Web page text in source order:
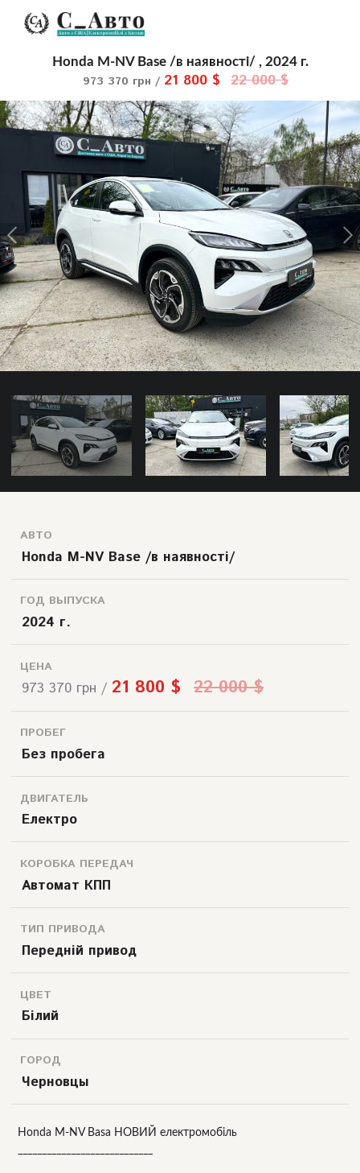
Honda M-NV Base /в наявності/ , 2024 г.
973 370 грн / 21 800 $ 22 000 $
АВТО
Honda M-NV Base /в наявності/
ГОД ВЫПУСКА
2024 г.
ЦЕНА
973 370 грн / 21 800 $ 22 000 $
ПРОБЕГ
Без пробега
ДВИГАТЕЛЬ
Електро
КОРОБКА ПЕРЕДАЧ
Автомат КПП
ТИП ПРИВОДА
Передній привод
ЦВЕТ
Білий
ГОРОД
Черновцы
Honda M-NV Basa НОВИЙ електромобіль